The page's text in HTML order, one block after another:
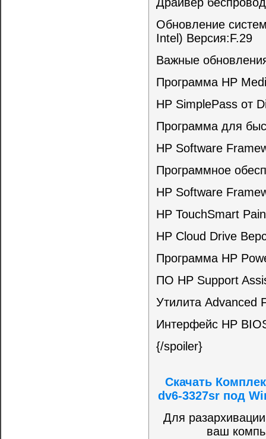
Обновление
Intel) Версия:F.29
Важные
Программа HP
HP SimplePass от
Программа для
HP Software
Программное
HP Software
HP TouchSmart
HP Cloud Drive
Программа HP
ПО HP Support
Утилита Advanced
Интерфейс HP
{/spoiler}
Скачать
dv6-3327sr под
Для
ваш